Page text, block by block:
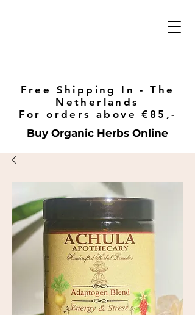
Free Shipping In - The
Netherlands
For orders above €85,-
Buy Organic Herbs Online